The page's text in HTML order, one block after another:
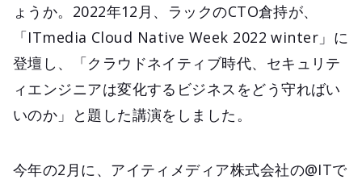
ょうか。2022年12月、ラックのCTO倉持が、
「ITmedia Cloud Native Week 2022 winter」に
登壇し、「クラウドネイティブ時代、セキュリテ
ィエンジニアは変化するビジネスをどう守ればい
いのか」と題した講演をしました。
今年の2月に、アイティメディア株式会社の@ITで